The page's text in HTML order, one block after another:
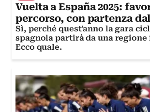
Vuelta a España 2025:
percorso, con partenza
Sì, perché quest'anno la gara
spagnola partirà da una
Ecco quale.